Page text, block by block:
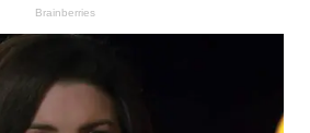
Brainberries